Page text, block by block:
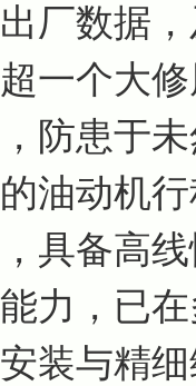
厂数据
一个大
防患于
油动机
具备高
力，已
装与精